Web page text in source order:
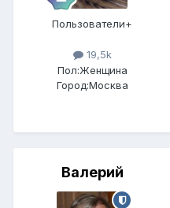
Пользователи+
19,5k
Пол:Женщина
Город:Москва
Валерий